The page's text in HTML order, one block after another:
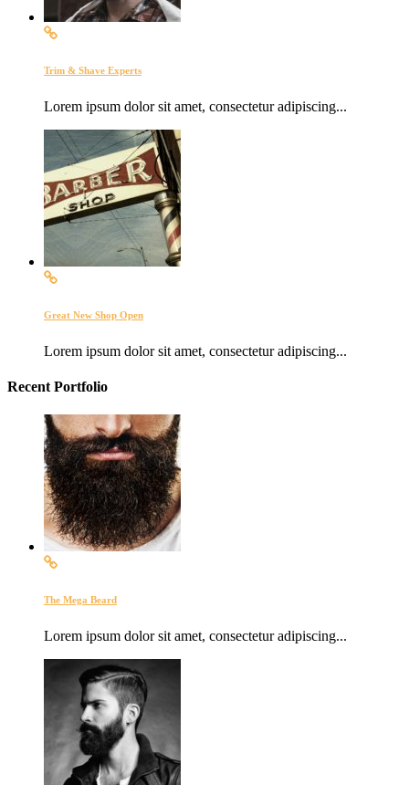
Trim & Shave Experts
Lorem ipsum dolor sit amet, consectetur adipiscing...
Great New Shop Open
Lorem ipsum dolor sit amet, consectetur adipiscing...
Recent Portfolio
The Mega Beard
Lorem ipsum dolor sit amet, consectetur adipiscing...